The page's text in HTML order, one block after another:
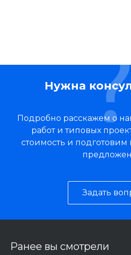
Нужна
Подробно расскажем о
работ и типовых
стоимость и
Задать
Ранее вы смотрели